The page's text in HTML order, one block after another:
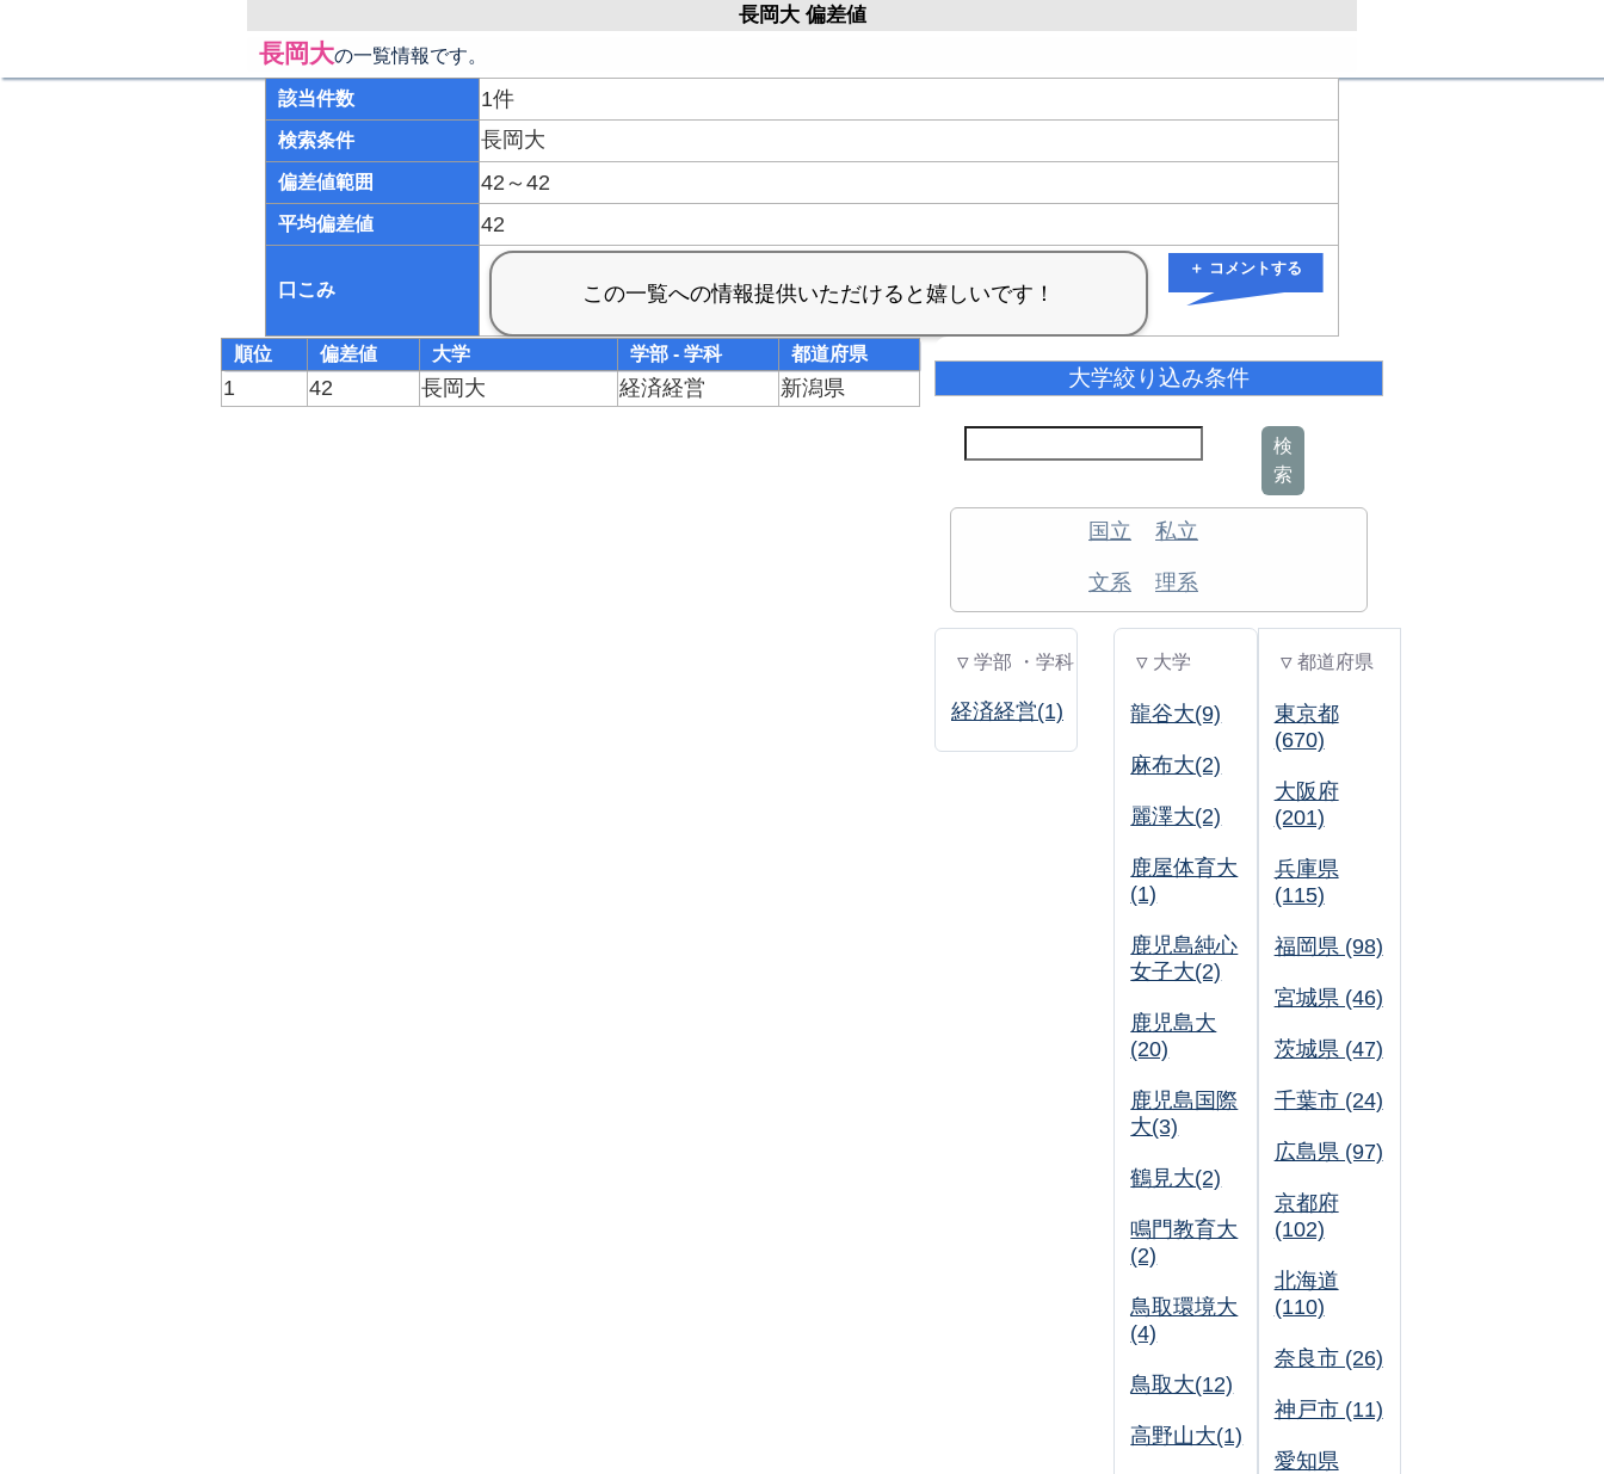
長岡大 偏差値
長岡大の一覧情報です。
該当件数 1件
検索条件 長岡大
偏差値範囲 42～42
平均偏差値 42
口こみ
＋ コメントする
順位 偏差値 大学 学部 - 学科 都道府県
1 42 長岡大 経済経営 新潟県 大学絞り込み条件
検
索
国立 私立
文系 理系
▽ 学部 ・学科
経済経営(1)
▽ 大学
龍谷大(9)
麻布大(2)
麗澤大(2)
鹿屋体育大
(1)
鹿児島純心
女子大(2)
鹿児島大
(20)
鹿児島国際
大(3)
鶴見大(2)
鳴門教育大
(2)
鳥取環境大
(4)
鳥取大(12)
高野山大(1)
▽ 都道府県
東京都
(670)
大阪府
(201)
兵庫県
(115)
福岡県 (98)
宮城県 (46)
茨城県 (47)
千葉市 (24)
広島県 (97)
京都府
(102)
北海道
(110)
奈良市 (26)
神戸市 (11)
愛知県